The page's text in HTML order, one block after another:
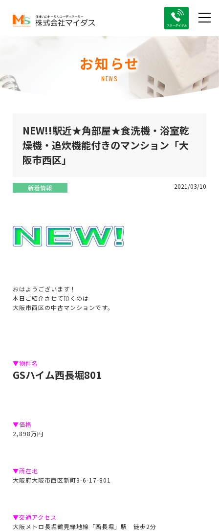
お知らせ
NEWS
NEW!!駅近★角部屋★食洗機・浴室乾
燥機・追炊機能付きのマンション「大
阪市西区」
新着情報 2021/03/10
おはようございます！
本日ご紹介させて頂くのは
大阪市西区の中古マンションです。
▼物件名
GSハイム西長堀801
▼価格
2,898万円
▼所在地
大阪府大阪市西区新町3-6-17-801
▼交通アクセス
大阪メトロ長堀鶴見緑地線「西長堀」駅 徒歩2分